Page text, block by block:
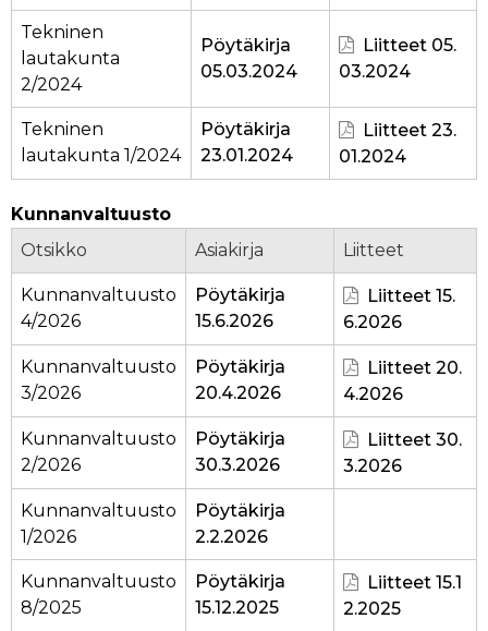
Tekninen
lautakunta
2/2024
Pöytäkirja
05.03.2024
Liitteet 05.
03.2024
Tekninen
lautakunta 1/2024
Pöytäkirja
23.01.2024
Liitteet 23.
01.2024
Kunnanvaltuusto
Otsikko
Asiakirja Liitteet
Kunnanvaltuusto
4/2026
Pöytäkirja
15.6.2026
Liitteet 15.
6.2026
Kunnanvaltuusto
3/2026
Pöytäkirja
20.4.2026
Liitteet 20.
4.2026
Kunnanvaltuusto
2/2026
Pöytäkirja
30.3.2026
Liitteet 30.
3.2026
Kunnanvaltuusto
1/2026
Pöytäkirja
2.2.2026
Kunnanvaltuusto
8/2025
Pöytäkirja
15.12.2025
Liitteet 15.1
2.2025